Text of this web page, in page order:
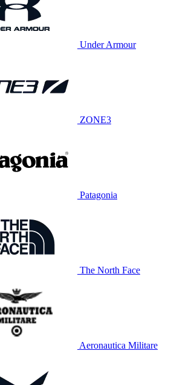
Under Armour
ZONE3
Patagonia
The North Face
Aeronautica Militare